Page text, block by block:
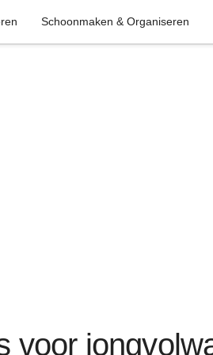
Schoonmaken & Organiseren
voor